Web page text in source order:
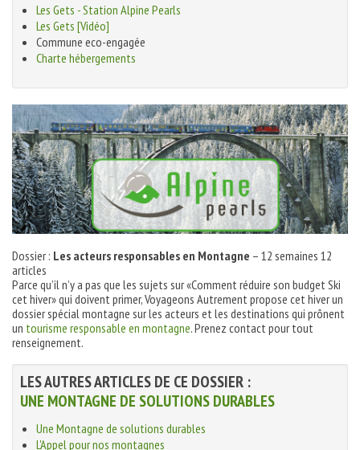
Les Gets - Station Alpine Pearls
Les Gets [Vidéo]
Commune eco-engagée
Charte hébergements
Dossier : Les acteurs responsables en Montagne – 12 semaines 12
articles
Parce qu’il n’y a pas que les sujets sur «Comment réduire son budget Ski
cet hiver» qui doivent primer, Voyageons Autrement propose cet hiver un
dossier spécial montagne sur les acteurs et les destinations qui prônent
un tourisme responsable en montagne. Prenez contact pour tout
renseignement.
LES AUTRES ARTICLES DE CE DOSSIER :
UNE MONTAGNE DE SOLUTIONS DURABLES
Une Montagne de solutions durables
L'Appel pour nos montagnes